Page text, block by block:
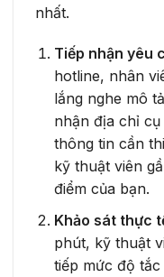
nhất.
Tiếp nhận yêu
hotline, nhân
lắng nghe mô
nhận địa chỉ cụ
thông tin cần
kỹ thuật viên
điểm của bạn.
Khảo sát thực
phút, kỹ thuật
tiếp mức độ